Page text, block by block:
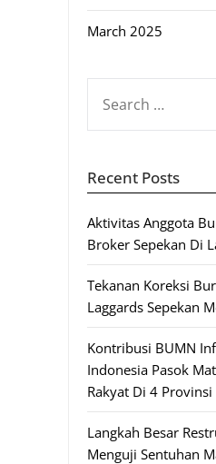
March 2025
FOR:
Recent Posts
Aktivitas Anggota
Broker Sepekan Di
Tekanan Koreksi
Laggards Sepekan
Kontribusi BUMN
Indonesia Pasok
Rakyat Di 4 Provinsi
Langkah Besar
Menguji Sentuhan